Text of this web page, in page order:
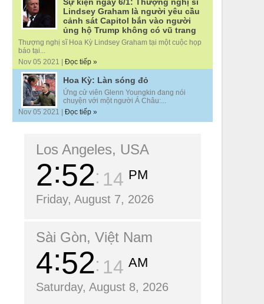
Lindsey Graham là người yêu cầu
cảnh sát Capitol bắn vào người
ủng hộ Trump không có vũ trang
Thượng nghị sĩ Hoa Kỳ Lindsey Graham tại một cuộc họp
báo tại...
Nov 05 2021 | Đọc tiếp »
Hoa Kỳ: Làn sóng đỏ
Ứng cử viên Glenn Youngkin đang nói
chuyện với một người Á Châu:...
Nov 05 2021 | Đọc tiếp »
Los Angeles, USA
2 52 15 PM
Friday, August 7, 2026
Sài Gòn, Việt Nam
4 52 15 AM
Saturday, August 8, 2026